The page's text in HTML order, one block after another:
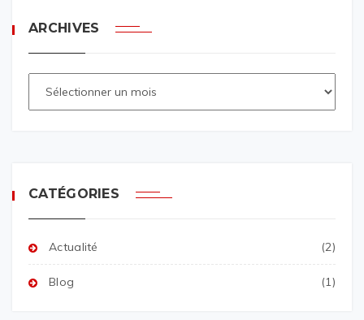
ARCHIVES
CATÉGORIES
Actualité (2)
Blog (1)